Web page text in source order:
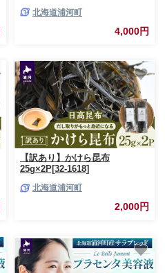
北海道浦河町
4,000円
【訳あり】かけら昆布
25g×2P[32-1618]
北海道浦河町
2,000円